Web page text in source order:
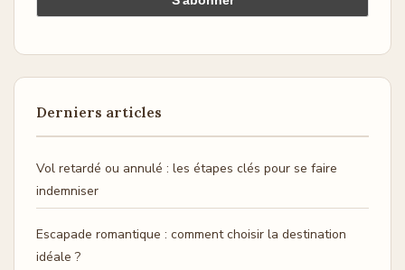
Derniers articles
Vol retardé ou annulé : les étapes clés pour se faire
indemniser
Escapade romantique : comment choisir la destination
idéale ?